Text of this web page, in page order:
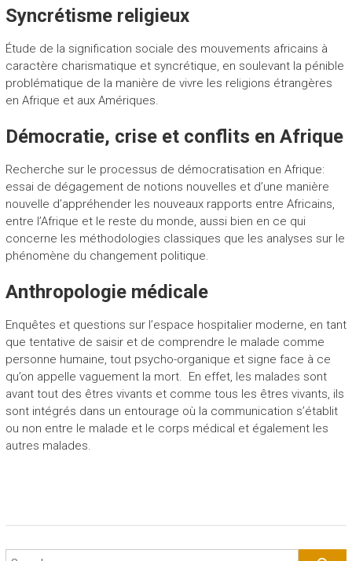
Syncrétisme religieux
Étude de la signification sociale des mouvements africains à
caractère charismatique et syncrétique, en soulevant la pénible
problématique de la manière de vivre les religions étrangères
en Afrique et aux Amériques.
Démocratie, crise et conflits en Afrique
Recherche sur le processus de démocratisation en Afrique:
essai de dégagement de notions nouvelles et d’une manière
nouvelle d’appréhender les nouveaux rapports entre Africains,
entre l’Afrique et le reste du monde, aussi bien en ce qui
concerne les méthodologies classiques que les analyses sur le
phénomène du changement politique.
Anthropologie médicale
Enquêtes et questions sur l’espace hospitalier moderne, en tant
que tentative de saisir et de comprendre le malade comme
personne humaine, tout psycho-organique et signe face à ce
qu’on appelle vaguement la mort. En effet, les malades sont
avant tout des êtres vivants et comme tous les êtres vivants, ils
sont intégrés dans un entourage où la communication s’établit
ou non entre le malade et le corps médical et également les
autres malades.